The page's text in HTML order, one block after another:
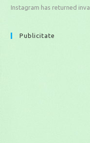
Instagram has returned
Publicitate